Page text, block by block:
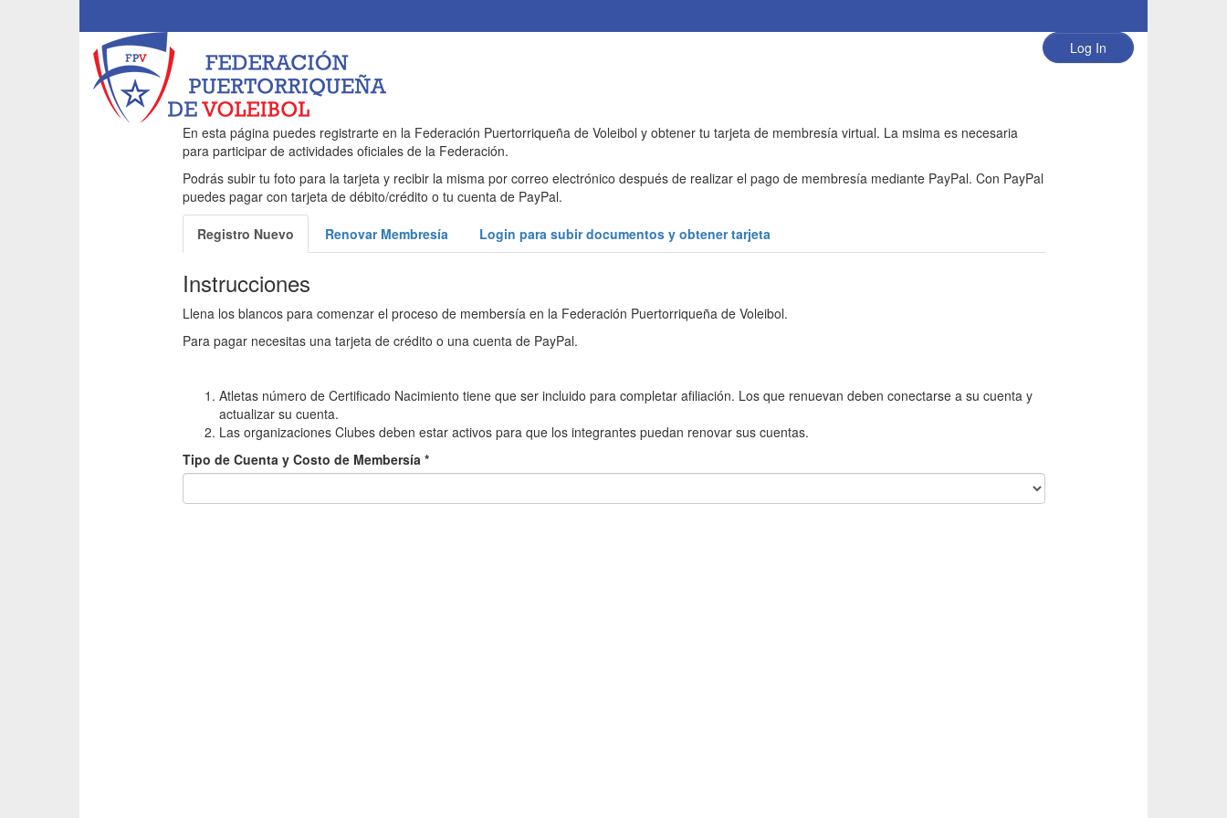
Log In
En esta página puedes registrarte en la Federación Puertorriqueña de Voleibol y obtener tu tarjeta de membresía virtual. La msima es necesaria
para participar de actividades oficiales de la Federación.
Podrás subir tu foto para la tarjeta y recibir la misma por correo electrónico después de realizar el pago de membresía mediante PayPal. Con PayPal
puedes pagar con tarjeta de débito/crédito o tu cuenta de PayPal.
Registro Nuevo Renovar Membresía Login para subir documentos y obtener tarjeta
Instrucciones
Llena los blancos para comenzar el proceso de membersía en la Federación Puertorriqueña de Voleibol.
Para pagar necesitas una tarjeta de crédito o una cuenta de PayPal.
Atletas número de Certificado Nacimiento tiene que ser incluido para completar afiliación. Los que renuevan deben conectarse a su cuenta y
actualizar su cuenta.
Las organizaciones Clubes deben estar activos para que los integrantes puedan renovar sus cuentas.
Tipo de Cuenta y Costo de Membersía *